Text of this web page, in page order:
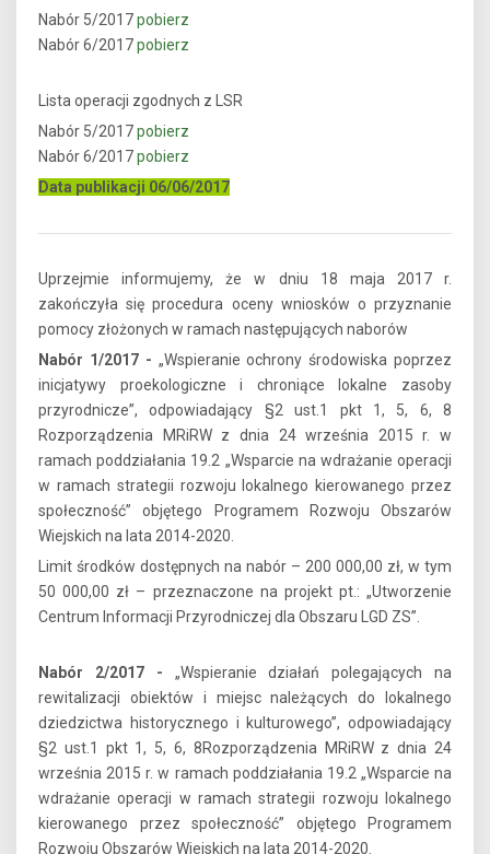
Nabór 5/2017pobierz
Nabór 6/2017pobierz
Lista operacji zgodnych z LSR
Nabór 5/2017pobierz
Nabór 6/2017pobierz
Data publikacji 06/06/2017
Uprzejmie informujemy, że w dniu 18 maja 2017 r.
zakończyła się procedura oceny wniosków o przyznanie
pomocy złożonych w ramach następujących naborów
Nabór 1/2017 - „Wspieranie ochrony środowiska poprzez
inicjatywy proekologiczne i chroniące lokalne zasoby
przyrodnicze”, odpowiadający §2 ust.1 pkt 1, 5, 6, 8
Rozporządzenia MRiRW z dnia 24 września 2015 r. w
ramach poddziałania 19.2 „Wsparcie na wdrażanie operacji
w ramach strategii rozwoju lokalnego kierowanego przez
społeczność” objętego Programem Rozwoju Obszarów
Wiejskich na lata 2014-2020.
Limit środków dostępnych na nabór – 200 000,00 zł, w tym
50 000,00 zł – przeznaczone na projekt pt.: „Utworzenie
Centrum Informacji Przyrodniczej dla Obszaru LGD ZS”.
Nabór 2/2017 - „Wspieranie działań polegających na
rewitalizacji obiektów i miejsc należących do lokalnego
dziedzictwa historycznego i kulturowego”, odpowiadający
§2 ust.1 pkt 1, 5, 6, 8Rozporządzenia MRiRW z dnia 24
września 2015 r. w ramach poddziałania 19.2 „Wsparcie na
wdrażanie operacji w ramach strategii rozwoju lokalnego
kierowanego przez społeczność” objętego Programem
Rozwoju Obszarów Wiejskich na lata 2014-2020.